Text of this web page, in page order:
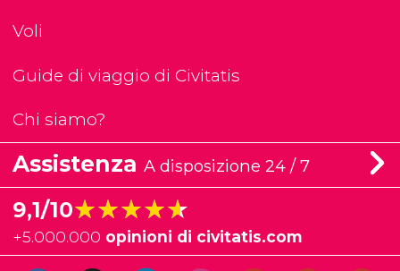
Voli
Guide di viaggio di Civitatis
Chi siamo?
Assistenza A disposizione 24 / 7
9,1/10★★★★★
★★★★★
+5.000.000 opinioni di civitatis.com